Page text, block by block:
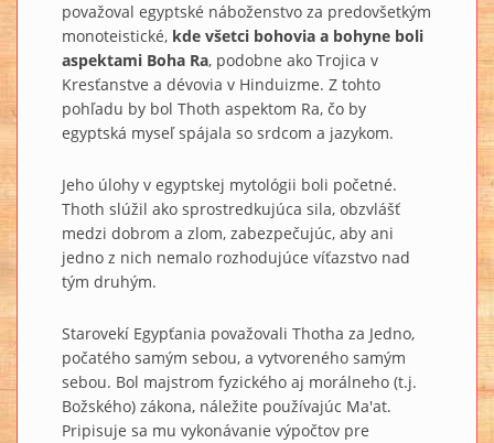
považoval egyptské náboženstvo za predovšetkým
monoteistické, kde všetci bohovia a bohyne boli
aspektami Boha Ra, podobne ako Trojica v
Kresťanstve a dévovia v Hinduizme. Z tohto
pohľadu by bol Thoth aspektom Ra, čo by
egyptská myseľ spájala so srdcom a jazykom.
Jeho úlohy v egyptskej mytológii boli početné.
Thoth slúžil ako sprostredkujúca sila, obzvlášť
medzi dobrom a zlom, zabezpečujúc, aby ani
jedno z nich nemalo rozhodujúce víťazstvo nad
tým druhým.
Starovekí Egypťania považovali Thotha za Jedno,
počatého samým sebou, a vytvoreného samým
sebou. Bol majstrom fyzického aj morálneho (t.j.
Božského) zákona, náležite používajúc Ma'at.
Pripisuje sa mu vykonávanie výpočtov pre